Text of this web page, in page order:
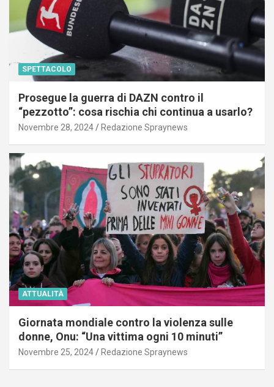
SPETTACOLO
Prosegue la guerra di DAZN contro il
“pezzotto”: cosa rischia chi continua a usarlo?
Novembre 28, 2024 Redazione Spraynews
ATTUALITÀ
Giornata mondiale contro la violenza sulle
donne, Onu: “Una vittima ogni 10 minuti”
Novembre 25, 2024 Redazione Spraynews